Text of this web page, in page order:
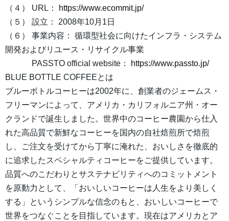
（４） URL：
https://www.ecommit.jp/
（５） 設立： 2008年10月1日
（６） 事業内容： 循環型社会に向けたインフラ・システム
開発およびリユース・リサイクル事業
PASSTO official website：
https://www.passto.jp/
BLUE BOTTLE COFFEEとは
ブルーボトルコーヒーは2002年に、創業者のジェームス・
フリーマンによって、アメリカ・カリフォルニア州・オー
クランドで誕生しました。世界中のコーヒー農園から仕入
れた高品質で新鮮なコーヒーを国内の自社焙煎所で焙煎
し、ご注文を受けてから丁寧に淹れた、おいしさを徹底的
に追求したスペシャルティコーヒーをご提供しています。
品質へのこだわりとサステナビリティへのコミットメント
を原動力として、「おいしいコーヒーは人生をより美しく
する」というシンプルな信念のもと、おいしいコーヒーで
世界をつなぐことを目指しています。現在はアメリカとア